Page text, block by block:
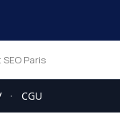
Paris
· CGU